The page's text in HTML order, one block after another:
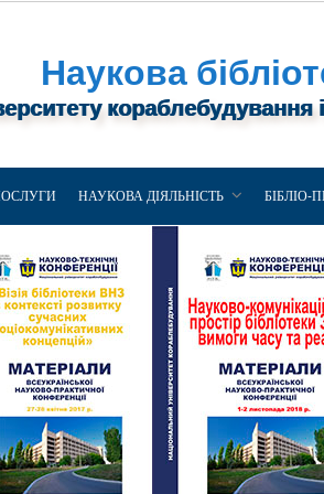
Наукова
НАУКОВА ДІЯЛЬНІСТЬ БІБЛІО-